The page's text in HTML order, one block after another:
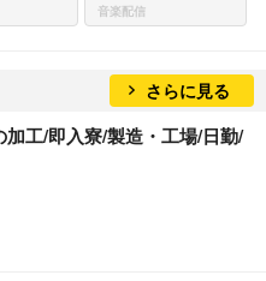
音楽配信
さらに見る
加工/即入寮/製造・工場/日勤/